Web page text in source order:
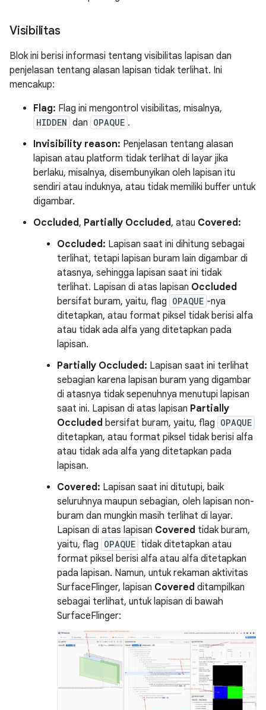
Visibilitas
Blok ini berisi informasi tentang visibilitas lapisan dan
penjelasan tentang alasan lapisan tidak terlihat. Ini
mencakup:
Flag: Flag ini mengontrol visibilitas, misalnya,
HIDDEN dan OPAQUE .
Invisibility reason: Penjelasan tentang alasan
lapisan atau platform tidak terlihat di layar jika
berlaku, misalnya, disembunyikan oleh lapisan itu
sendiri atau induknya, atau tidak memiliki buffer untuk
digambar.
Occluded, Partially Occluded, atau Covered:
Occluded: Lapisan saat ini dihitung sebagai
terlihat, tetapi lapisan buram lain digambar di
atasnya, sehingga lapisan saat ini tidak
terlihat. Lapisan di atas lapisan Occluded
bersifat buram, yaitu, flag OPAQUE -nya
ditetapkan, atau format piksel tidak berisi alfa
atau tidak ada alfa yang ditetapkan pada
lapisan.
Partially Occluded: Lapisan saat ini terlihat
sebagian karena lapisan buram yang digambar
di atasnya tidak sepenuhnya menutupi lapisan
saat ini. Lapisan di atas lapisan Partially
Occluded bersifat buram, yaitu, flag OPAQUE
ditetapkan, atau format piksel tidak berisi alfa
atau tidak ada alfa yang ditetapkan pada
lapisan.
Covered: Lapisan saat ini ditutupi, baik
seluruhnya maupun sebagian, oleh lapisan non-
buram dan mungkin masih terlihat di layar.
Lapisan di atas lapisan Covered tidak buram,
yaitu, flag OPAQUE tidak ditetapkan atau
format piksel berisi alfa atau alfa ditetapkan
pada lapisan. Namun, untuk rekaman aktivitas
SurfaceFlinger, lapisan Covered ditampilkan
sebagai terlihat, untuk lapisan di bawah
SurfaceFlinger: